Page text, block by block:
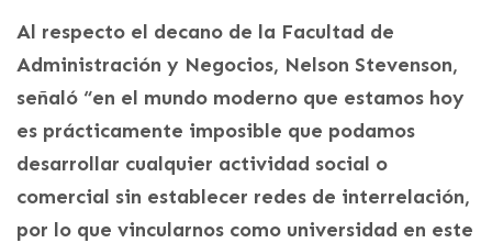
Al respecto el decano de la Facultad de
Administración y Negocios, Nelson Stevenson,
señaló “en el mundo moderno que estamos hoy
es prácticamente imposible que podamos
desarrollar cualquier actividad social o
comercial sin establecer redes de interrelación,
por lo que vincularnos como universidad en este